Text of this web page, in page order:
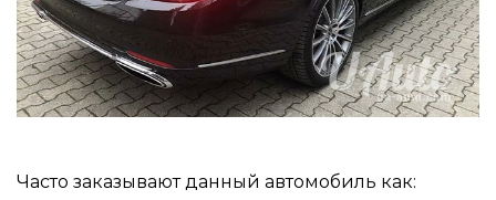
Часто заказывают данный автомобиль как: